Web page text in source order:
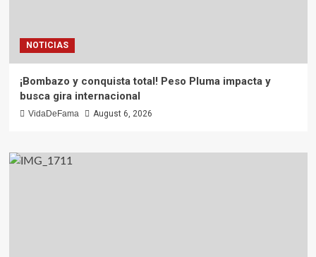
NOTICIAS
¡Bombazo y conquista total! Peso Pluma impacta y
busca gira internacional
VidaDeFama August 6, 2026